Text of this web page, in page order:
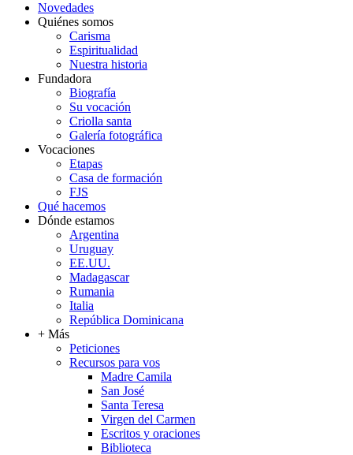
Novedades
Quiénes somos
Carisma
Espiritualidad
Nuestra historia
Fundadora
Biografía
Su vocación
Criolla santa
Galería fotográfica
Vocaciones
Etapas
Casa de formación
FJS
Qué hacemos
Dónde estamos
Argentina
Uruguay
EE.UU.
Madagascar
Rumania
Italia
República Dominicana
+ Más
Peticiones
Recursos para vos
Madre Camila
San José
Santa Teresa
Virgen del Carmen
Escritos y oraciones
Biblioteca